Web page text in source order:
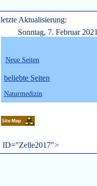
letzte Aktualisierung:
Sonntag, 7. Februar 2021
Neue Seiten
beliebte Seiten
Naturmedizin
ID="Zelle2017">